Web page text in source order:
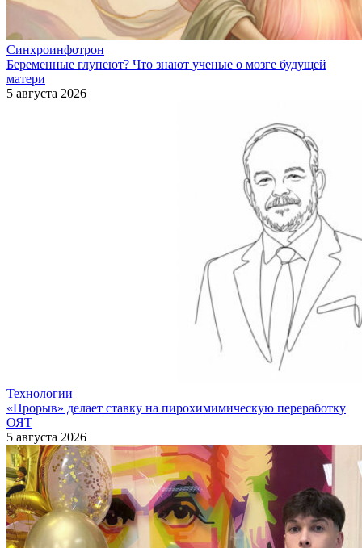
Синхроинфотрон
Беременные глупеют? Что знают ученые о мозге будущей
матери
5 августа 2026
Технологии
«Прорыв» делает ставку на пирохимимическую переработку
ОЯТ
5 августа 2026